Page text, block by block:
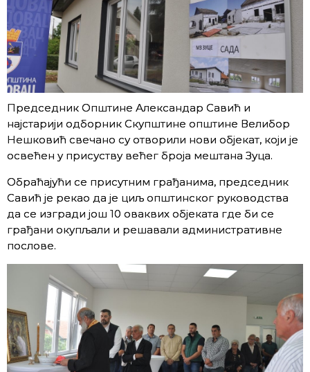
Председник Општине Александар Савић и
најстарији одборник Скупштине општине Велибор
Нешковић свечано су отворили нови објекат, који је
освећен у присуству већег броја мештана Зуца.
Обраћајући се присутним грађанима, председник
Савић је рекао да је циљ општинског руководства
да се изгради још 10 оваквих објеката где би се
грађани окупљали и решавали административне
послове.